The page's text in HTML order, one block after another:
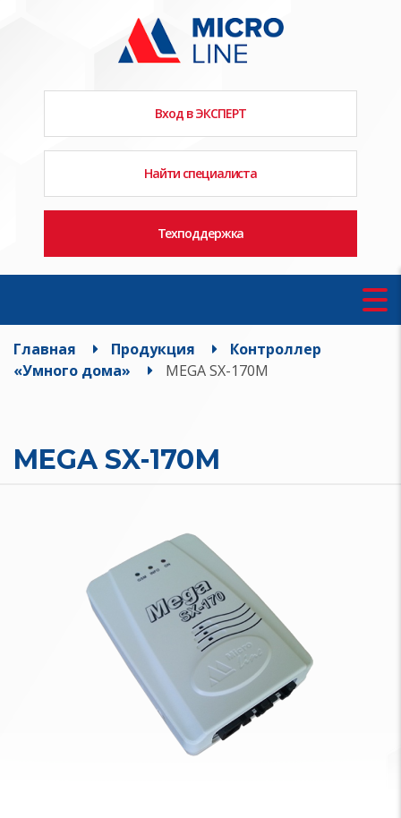
Вход в ЭКСПЕРТ
Найти специалиста
Техподдержка
Главная Продукция
Контроллер
«Умного дома»
MEGA SX-170М
MEGA SX-170М